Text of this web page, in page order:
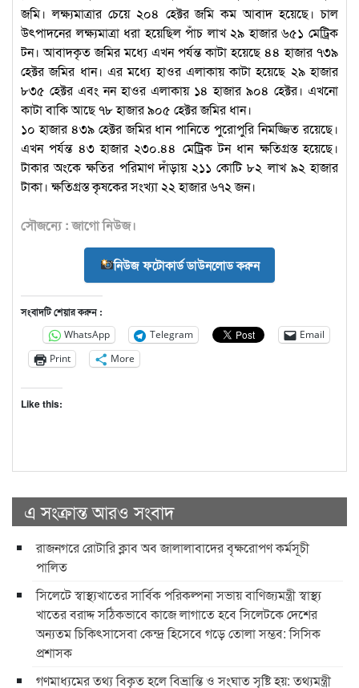
জমি। লক্ষ্যমাত্রার চেয়ে ২০৪ হেক্টর জমি কম আবাদ হয়েছে। চাল
উৎপাদনের লক্ষ্যমাত্রা ধরা হয়েছিল পাঁচ লাখ ২৯ হাজার ৬৫১ মেট্রিক
টন। আবাদকৃত জমির মধ্যে এখন পর্যন্ত কাটা হয়েছে ৪৪ হাজার ৭৩৯
হেক্টর জমির ধান। এর মধ্যে হাওর এলাকায় কাটা হয়েছে ২৯ হাজার
৮৩৫ হেক্টর এবং নন হাওর এলাকায় ১৪ হাজার ৯০৪ হেক্টর। এখনো
কাটা বাকি আছে ৭৮ হাজার ৯০৫ হেক্টর জমির ধান।
১০ হাজার ৪৩৯ হেক্টর জমির ধান পানিতে পুরোপুরি নিমজ্জিত রয়েছে।
এখন পর্যন্ত ৪৩ হাজার ২৩০.৪৪ মেট্রিক টন ধান ক্ষতিগ্রস্ত হয়েছে।
টাকার অংকে ক্ষতির পরিমাণ দাঁড়ায় ২১১ কোটি ৮২ লাখ ৯২ হাজার
টাকা। ক্ষতিগ্রস্ত কৃষকের সংখ্যা ২২ হাজার ৬৭২ জন।
সৌজন্যে : জাগো নিউজ।
নিউজ ফটোকার্ড ডাউনলোড করুন
সংবাদটি শেয়ার করুন :
WhatsApp Telegram
Email
Print
More
Like this:
এ সংক্রান্ত আরও সংবাদ
রাজনগরে রোটারি ক্লাব অব জালালাবাদের বৃক্ষরোপণ কর্মসূচী
পালিত
সিলেটে স্বাস্থ্যখাতের সার্বিক পরিকল্পনা সভায় বাণিজ্যমন্ত্রী স্বাস্থ্য
খাতের বরাদ্দ সঠিকভাবে কাজে লাগাতে হবে সিলেটকে দেশের
অন্যতম চিকিৎসাসেবা কেন্দ্র হিসেবে গড়ে তোলা সম্ভব: সিসিক
প্রশাসক
গণমাধ্যমের তথ্য বিকৃত হলে বিভ্রান্তি ও সংঘাত সৃষ্টি হয়: তথ্যমন্ত্রী